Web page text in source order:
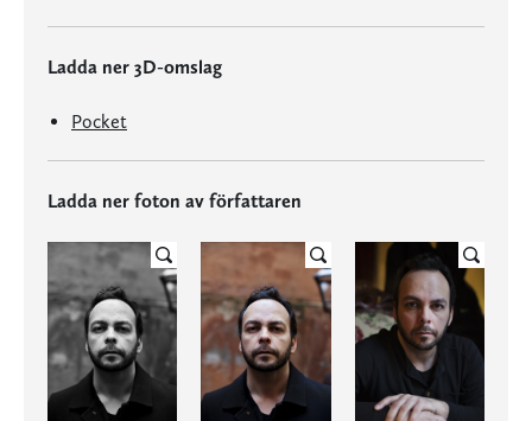
Ladda ner 3D-omslag
Pocket
Ladda ner foton av författaren